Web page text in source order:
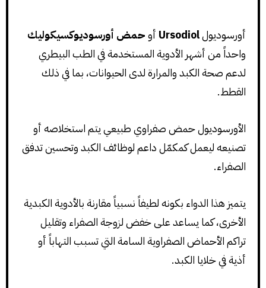
أورسوديولUrsodiol أوحمض أورسوديوكسيكوليك
واحداً من أشهر الأدوية المستخدمة في الطب البيطري
لدعم صحة الكبد والمرارة لدى الحيوانات، بما في ذلك
القطط.
الأورسوديول حمض صفراوي طبيعي يتم استخلاصه أو
تصنيعه ليعمل كمكمّل داعم لوظائف الكبد وتحسين تدفق
الصفراء.
يتميز هذا الدواء بكونه لطيفاً نسبياً مقارنة بالأدوية الكبدية
الأخرى، كما يساعد على خفض لزوجة الصفراء وتقليل
تراكم الأحماض الصفراوية السامة التي تسبب التهاباً أو
أذية في خلايا الكبد.